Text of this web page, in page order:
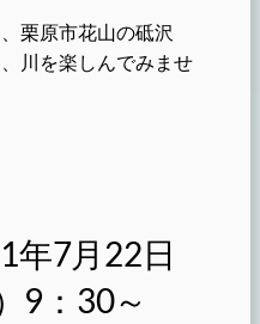
栗原市花山の砥沢
川を楽しんでみませ
7月22日
9：30～